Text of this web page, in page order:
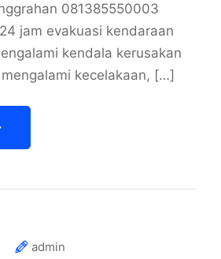
081385550003
jam evakuasi kendaraan
kendala kerusakan
kecelakaan, […]
admin